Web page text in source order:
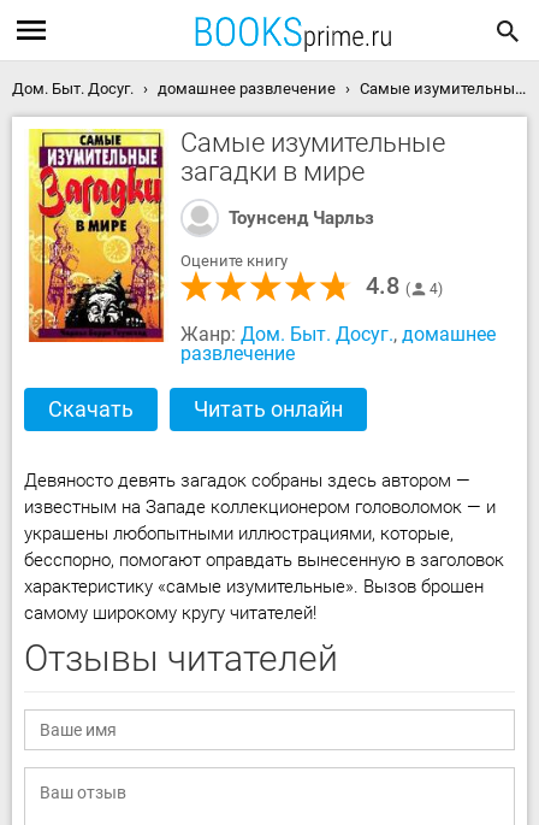
Дом. Быт. Досуг. домашнее развлечение Самые изумительные загадки в мире скачать книгу
Самые изумительные
загадки в мире
Тоунсенд Чарльз
Оцените книгу
4.8 4
Жанр: Дом. Быт. Досуг., домашнее
развлечение
Скачать Читать онлайн
Девяносто девять загадок собраны здесь автором —
известным на Западе коллекционером головоломок — и
украшены любопытными иллюстрациями, которые,
бесспорно, помогают оправдать вынесенную в заголовок
характеристику «самые изумительные». Вызов брошен
самому широкому кругу читателей!
Отзывы читателей